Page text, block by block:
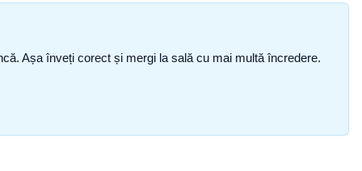
Așa înveți corect și mergi la sală cu mai multă încredere.